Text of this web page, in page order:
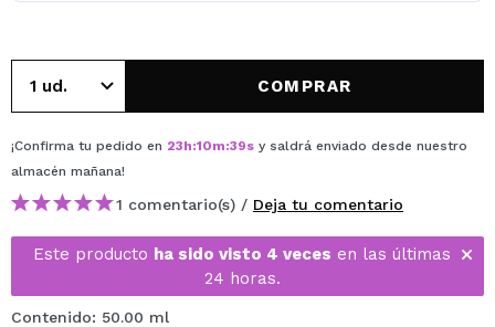
COMPRAR
¡Confirma tu pedido en 23h:10m:39s y saldrá enviado desde nuestro
almacén mañana!
1 comentario(s) / Deja tu comentario
Este producto ha sido visto 4 veces en las últimas
24 horas.
Contenido: 50.00 ml